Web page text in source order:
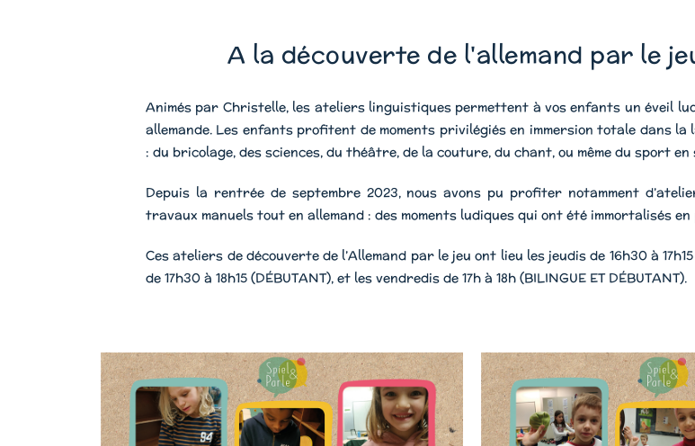
A la découverte de l'allemand par le
Animés par Christelle, les ateliers linguistiques permettent à vos enfants un éveil
allemande. Les enfants profitent de moments privilégiés en immersion totale dans la
: du bricolage, des sciences, du théâtre, de la couture, du chant, ou même du sport en
Depuis la rentrée de septembre 2023, nous avons pu profiter notamment
travaux manuels tout en allemand : des moments ludiques qui ont été immortalisés en
Ces ateliers de découverte de l’Allemand par le jeu ont lieu les jeudis de 16h30 à
de 17h30 à 18h15 (DÉBUTANT), et les vendredis de 17h à 18h (BILINGUE ET DÉBUTANT).